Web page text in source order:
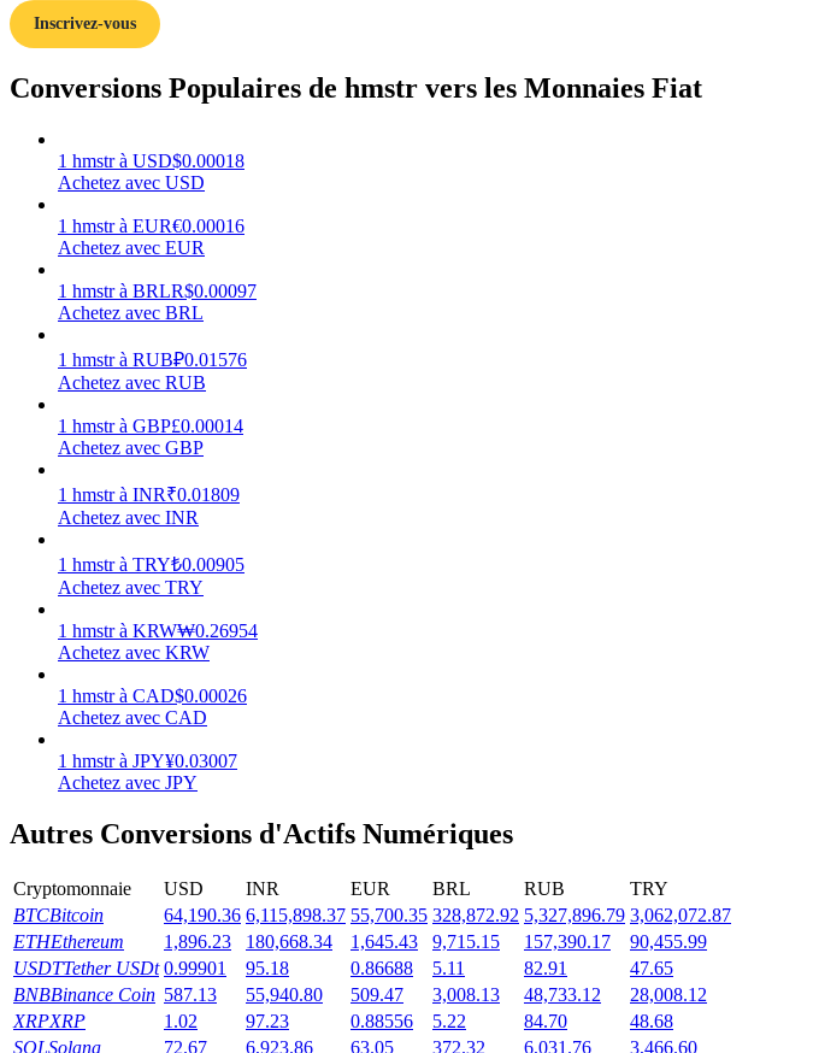
Guide
Stratégies de trading
Apprenez à rester rentable
Gagner
Gagnez quotidiennement des récompenses compétitives
Inscrivez-vous
Conversions Populaires de hmstr vers les Monnaies Fiat
1 hmstr à USD$0.00018
Achetez avec USD
1 hmstr à EUR€0.00016
Achetez avec EUR
1 hmstr à BRLR$0.00097
Achetez avec BRL
1 hmstr à RUB₽0.01576
Achetez avec RUB
1 hmstr à GBP£0.00014
Achetez avec GBP
1 hmstr à INR₹0.01809
Achetez avec INR
1 hmstr à TRY₺0.00905
Achetez avec TRY
1 hmstr à KRW₩0.26954
Achetez avec KRW
1 hmstr à CAD$0.00026
Achetez avec CAD
1 hmstr à JPY¥0.03007
Achetez avec JPY
Autres Conversions d'Actifs Numériques
Cryptomonnaie USD INR EUR BRL RUB
TRY
BTCBitcoin 64,190.36 6,115,898.37 55,700.35 328,872.92 5,327,896.79 3,062,072.87
ETHEthereum 1,896.23 180,668.34 1,645.43 9,715.15 157,390.17
90,455.99
USDTTether USDt 0.99901 95.18 0.86688 5.11 82.91
47.65
BNBBinance Coin 587.13 55,940.80 509.47 3,008.13 48,733.12
28,008.12
XRPXRP 1.02 97.23 0.88556 5.22 84.70
48.68
SOLSolana 72.67 6,923.86 63.05 372.32 6,031.76
3,466.60